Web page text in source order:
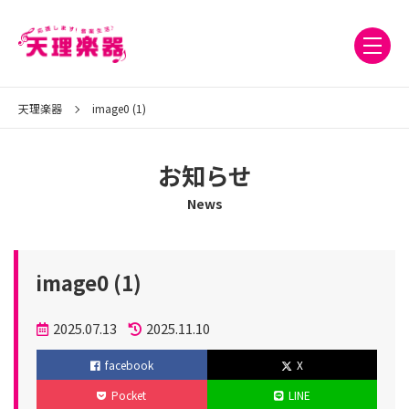
天理楽器 image0 (1)
お知らせ
News
image0 (1)
投
稿
日
2025.07.13
更
新
2025.11.10
facebook
X
Pocket
LINE